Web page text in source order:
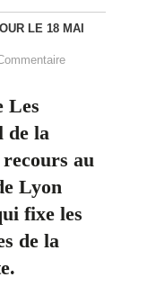
LE 18 MAI
Les
de la
au
Lyon
fixe les
de la